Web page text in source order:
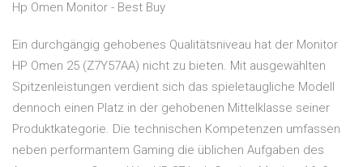
Hp Omen Monitor - Best Buy
Ein durchgängig gehobenes Qualitätsniveau hat der Monitor
HP Omen 25 (Z7Y57AA) nicht zu bieten. Mit ausgewählten
Spitzenleistungen verdient sich das spieletaugliche Modell
dennoch einen Platz in der gehobenen Mittelklasse seiner
Produktkategorie. Die technischen Kompetenzen umfassen
neben performantem Gaming die üblichen Aufgaben des